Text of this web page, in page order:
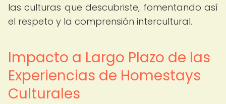
las culturas que descubriste, fomentando así
el respeto y la comprensión intercultural.
Impacto a Largo Plazo de las
Experiencias de Homestays
Culturales